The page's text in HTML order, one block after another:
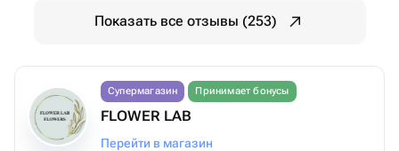
Показать все отзывы (253)
Супермагазин Принимает бонусы
FLOWER LAB
Перейти в магазин